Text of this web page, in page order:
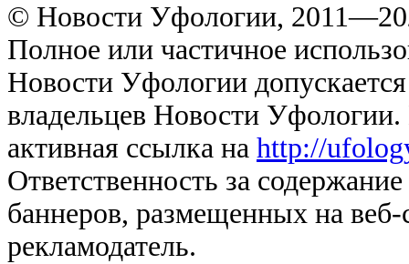
© Новости Уфологии,
Полное или частичное
Новости Уфологии
владельцев Новости
активная ссылка на http://
Ответственность за
баннеров, размещенных на
рекламодатель.